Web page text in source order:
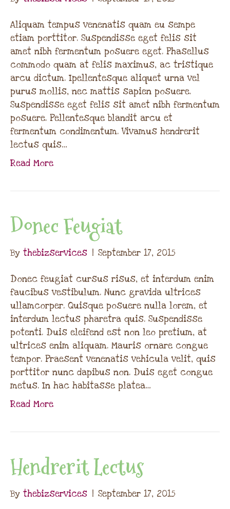
Aliquam tempus venenatis quam eu sempe
etiam porttitor. Suspendisse eget felis sit
amet nibh fermentum posuere eget. Phasellus
commodo quam at felis maximus, ac tristique
arcu dictum. Ipellentesque aliquet urna vel
purus mollis, nec mattis sapien posuere.
Suspendisse eget felis sit amet nibh fermentum
posuere. Pellentesque blandit arcu et
fermentum condimentum. Vivamus hendrerit
lectus quis…
Read More
Donec Feugiat
By thebizservices | September 17, 2015
Donec feugiat cursus risus, et interdum enim
faucibus vestibulum. Nunc gravida ultrices
ullamcorper. Quisque posuere nulla lorem, et
interdum lectus pharetra quis. Suspendisse
potenti. Duis eleifend est non leo pretium, at
ultrices enim aliquam. Mauris ornare congue
tempor. Praesent venenatis vehicula velit, quis
porttitor nunc dapibus non. Duis eget congue
metus. In hac habitasse platea…
Read More
Hendrerit Lectus
By thebizservices | September 17, 2015